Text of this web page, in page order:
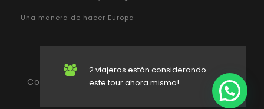
2 viajeros están considerando
este tour ahora mismo!
Una manera de hacer Europa
Copyright 2022 Karma Turismo Activo. Todos